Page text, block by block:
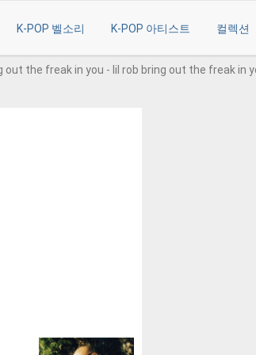
K-POP 벨소리 K-POP 아티스트 컬렉션
out the freak in you - lil rob bring out the freak in